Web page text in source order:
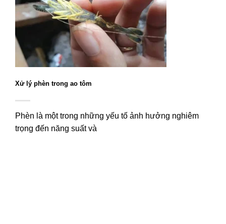
Xử lý phèn trong ao tôm
Phèn là một trong những yếu tố ảnh hưởng nghiêm
trọng đến năng suất và